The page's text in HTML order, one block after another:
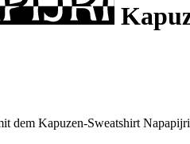
dem Kapuzen-Sweatshirt